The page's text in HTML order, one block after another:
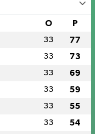
O P
33 77
33 73
33 69
33 59
33 55
33 54